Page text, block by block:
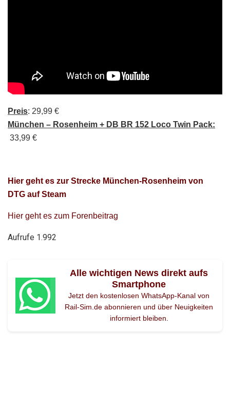
Preis: 29,99 €
München – Rosenheim + DB BR 152 Loco Twin Pack:
33,99 €
Hier geht es zur Strecke München-Rosenheim von
DTG auf Steam
Hier geht es zum Forenbeitrag
Aufrufe 1.992
Alle wichtigen News direkt aufs
Smartphone
Jetzt den kostenlosen WhatsApp-Kanal von
Rail-Sim.de abonnieren und über Neuigkeiten
informiert bleiben.